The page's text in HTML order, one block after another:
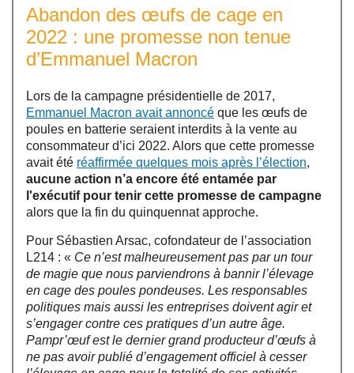
Abandon des œufs de cage en
2022 : une promesse non tenue
d’Emmanuel Macron
Lors de la campagne présidentielle de 2017,
Emmanuel Macron avait annoncé que les œufs de
poules en batterie seraient interdits à la vente au
consommateur d’ici 2022. Alors que cette promesse
avait été réaffirmée quelques mois après l’élection,
aucune action n’a encore été entamée par
l'exécutif pour tenir cette promesse de campagne
alors que la fin du quinquennat approche.
Pour Sébastien Arsac, cofondateur de l’association
L214 : « Ce n’est malheureusement pas par un tour
de magie que nous parviendrons à bannir l’élevage
en cage des poules pondeuses. Les responsables
politiques mais aussi les entreprises doivent agir et
s’engager contre ces pratiques d’un autre âge.
Pampr’œuf est le dernier grand producteur d’œufs à
ne pas avoir publié d’engagement officiel à cesser